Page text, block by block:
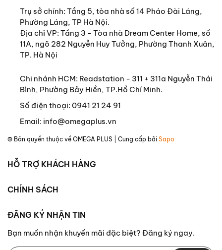
hầu hết các quốc gia đều chịu ảnh hưởng như thế
này thì cuốn sách mới của ông khá hữu ích nhỉ.
Trụ sở chính: Tầng 5, tòa nhà số 14 Pháo Đài Láng,
Phường Láng, TP Hà Nội.
Địa chỉ VP: Tầng 3 - Tòa nhà Dream Center Home, số
11A, ngõ 282 Nguyễn Huy Tưởng, Phường Thanh Xuân,
TP. Hà Nội
Chi nhánh HCM: Readstation - 311 + 311a Nguyễn Thái
Bình, Phường Bảy Hiền, TP.Hồ Chí Minh.
Số điện thoại: 0941 21 24 91
Email: info@omegaplus.vn
© Bản quyền thuộc về OMEGA PLUS | Cung cấp bởi Sapo
HỖ TRỢ KHÁCH HÀNG
CHÍNH SÁCH
ĐĂNG KÝ NHẬN TIN
Bạn muốn nhận khuyến mãi đặc biệt? Đăng ký ngay.